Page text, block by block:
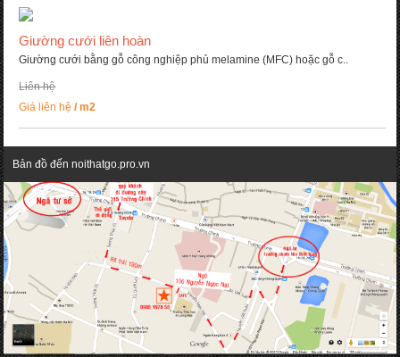
Giường cưới liên hoàn
Giường cưới bằng gỗ công nghiệp phủ melamine (MFC) hoặc gỗ c..
Liên hệ
Giá liên hệ/ m2
Bản đồ đến noithatgo.pro.vn